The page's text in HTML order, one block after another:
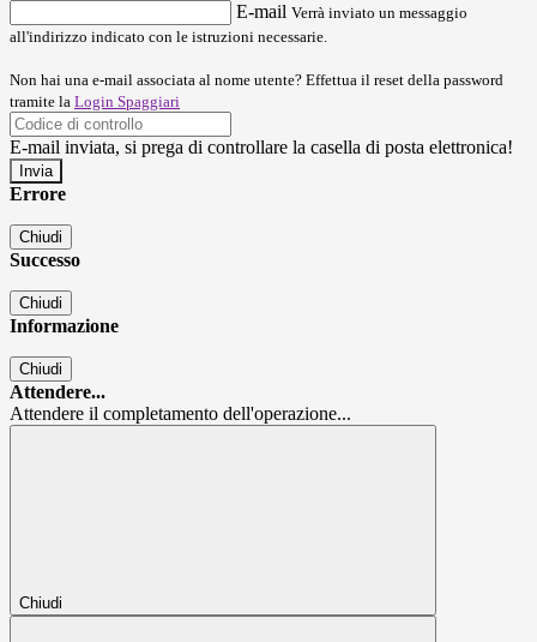
E-mail Verrà inviato un messaggio
all'indirizzo indicato con le istruzioni necessarie.
Non hai una e-mail associata al nome utente? Effettua il reset della password
tramite la Login Spaggiari
E-mail inviata, si prega di controllare la casella di posta elettronica!
Errore
Chiudi
Successo
Chiudi
Informazione
Chiudi
Attendere...
Attendere il completamento dell'operazione...
Chiudi